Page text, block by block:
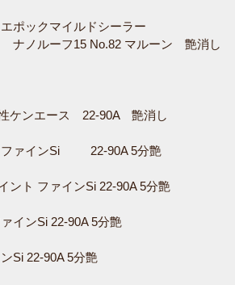
ポックマイルドシーラー
ナノルーフ15 No.82 マルーン 艶消し
ケンエース 22-90A 艶消し
インSi 22-90A 5分艶
ント ファインSi 22-90A 5分艶
インSi 22-90A 5分艶
Si 22-90A 5分艶